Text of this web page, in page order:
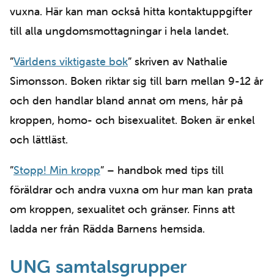
vuxna. Här kan man också hitta kontaktuppgifter
till alla ungdomsmottagningar i hela landet.
”Världens viktigaste bok” skriven av Nathalie
Simonsson. Boken riktar sig till barn mellan 9-12 år
och den handlar bland annat om mens, hår på
kroppen, homo- och bisexualitet. Boken är enkel
och lättläst.
”Stopp! Min kropp” – handbok med tips till
föräldrar och andra vuxna om hur man kan prata
om kroppen, sexualitet och gränser. Finns att
ladda ner från Rädda Barnens hemsida.
UNG samtalsgrupper